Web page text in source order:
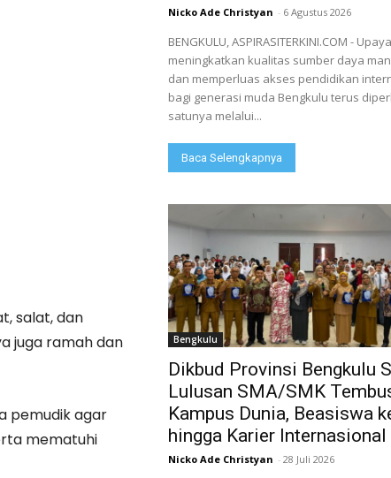
salat, dan
juga ramah dan
pemudik agar
mematuhi
Nicko Ade Christyan - 6 Agustus 2026
BENGKULU, ASPIRASITERKINI.COM - Upaya
meningkatkan kualitas sumber daya
dan memperluas akses pendidikan
bagi generasi muda Bengkulu terus
satunya melalui...
Baca Selengkapnya
Bengkulu
Dikbud Provinsi Bengkulu
Lulusan SMA/SMK
Kampus Dunia, Beasiswa
hingga Karier Internasional
Nicko Ade Christyan - 28 Juli 2026